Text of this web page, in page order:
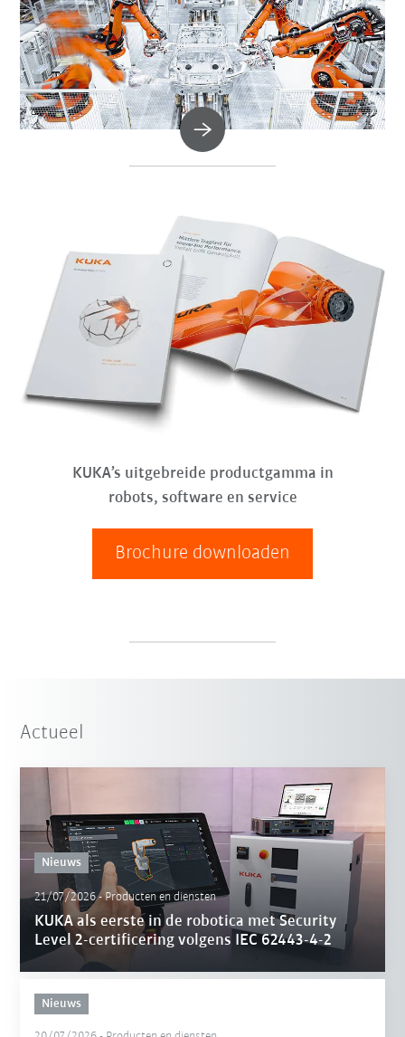
KUKA’s uitgebreide productgamma in
robots, software en service
Brochure downloaden
Actueel
Nieuws
21/07/2026-Producten en diensten
KUKA als eerste in de robotica met Security
Level 2-certificering volgens IEC 62443-4-2
Nieuws